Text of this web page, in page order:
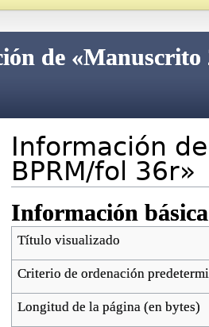
de «Manuscrito
Información
BPRM/fol 36r»
Información básica
Título visualizado
Criterio de ordenación
Longitud de la página (en bytes)